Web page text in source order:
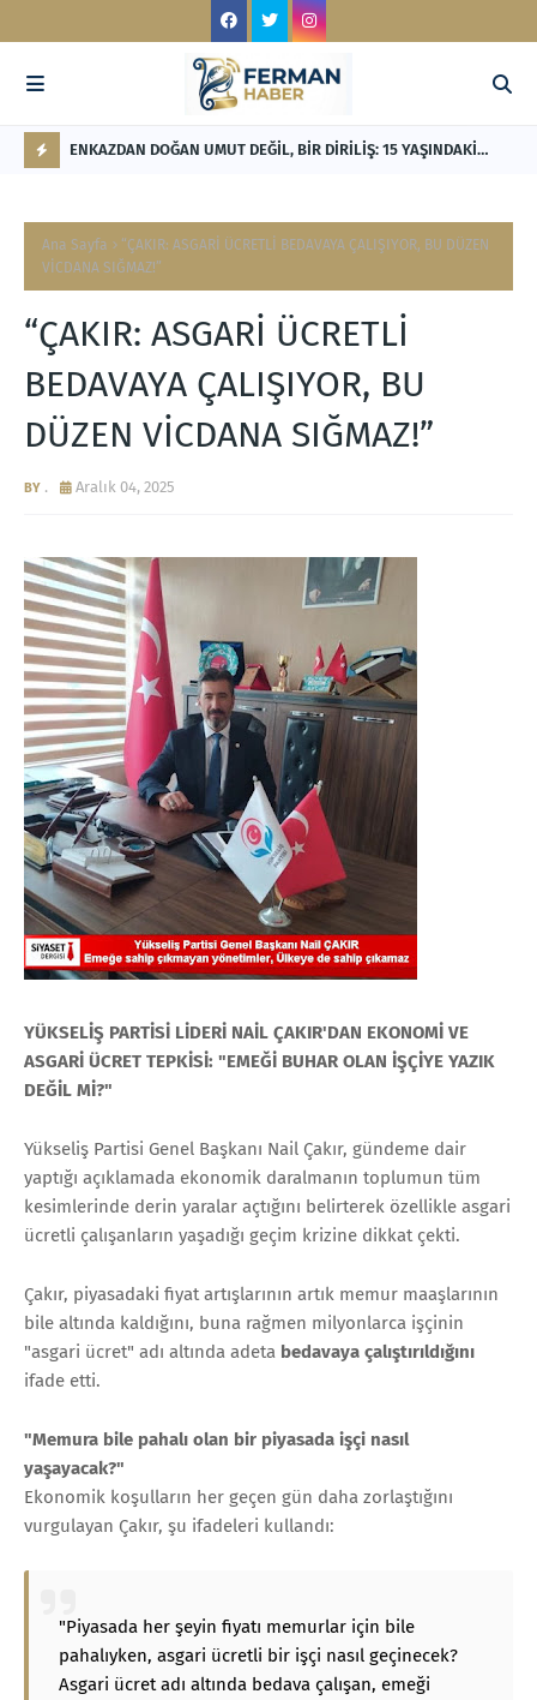
L
A
S
H
ENKAZDAN DOĞAN UMUT DEĞİL, BİR DİRİLİŞ: 15 YAŞINDAKİ
HİKÂYESİ
Ana Sayfa
“ÇAKIR: ASGARİ ÜCRETLİ BEDAVAYA ÇALIŞIYOR, BU DÜZEN
VİCDANA SIĞMAZ!”
“ÇAKIR: ASGARİ ÜCRETLİ
BEDAVAYA ÇALIŞIYOR, BU
DÜZEN VİCDANA SIĞMAZ!”
. Aralık 04, 2025
YÜKSELİŞ PARTİSİ LİDERİ NAİL ÇAKIR'DAN EKONOMİ VE
ASGARİ ÜCRET TEPKİSİ: "EMEĞİ BUHAR OLAN İŞÇİYE YAZIK
DEĞİL Mİ?"
Yükseliş Partisi Genel Başkanı Nail Çakır, gündeme dair
yaptığı açıklamada ekonomik daralmanın toplumun tüm
kesimlerinde derin yaralar açtığını belirterek özellikle asgari
ücretli çalışanların yaşadığı geçim krizine dikkat çekti.
Çakır, piyasadaki fiyat artışlarının artık memur maaşlarının
bile altında kaldığını, buna rağmen milyonlarca işçinin
"asgari ücret" adı altında adeta bedavaya çalıştırıldığını
ifade etti.
"Memura bile pahalı olan bir piyasada işçi nasıl
yaşayacak?"
Ekonomik koşulların her geçen gün daha zorlaştığını
vurgulayan Çakır, şu ifadeleri kullandı:
"Piyasada her şeyin fiyatı memurlar için bile
pahalıyken, asgari ücretli bir işçi nasıl geçinecek?
Asgari ücret adı altında bedava çalışan, emeği